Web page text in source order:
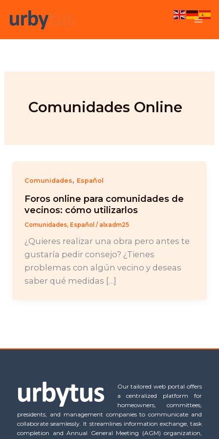
Comunidades Online
Comunidades, Español
Foros online para comunidades de
vecinos: cómo utilizarlos
Comunidades, Español / alxadm25
¿Quieres realizar una obra pero antes te
gustaría pedir consejo? ¿Tienes
problemas con algún vecino y deseas
saber qué medidas […]
Our tailored web portal offers
a centralized platform for
homeowners, committees,
presidents, and management companies to communicate and
collaborate seamlessly. It streamlines information exchange, task
completion and Annual General Meeting (AGM) organization,